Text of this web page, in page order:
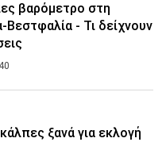
βαρόμετρο στη
Βεστφαλία - Τι δείχνουν
ξανά για εκλογή